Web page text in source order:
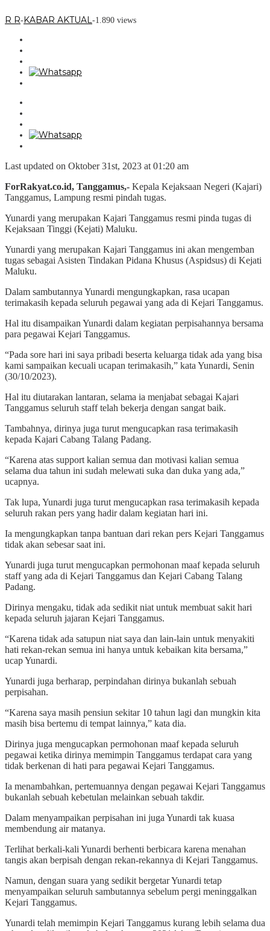
R R-KABAR AKTUAL-1.890 views
Last updated on Oktober 31st, 2023 at 01:20 am
ForRakyat.co.id, Tanggamus,- Kepala Kejaksaan Negeri (Kajari)
Tanggamus, Lampung resmi pindah tugas.
Yunardi yang merupakan Kajari Tanggamus resmi pinda tugas di
Kejaksaan Tinggi (Kejati) Maluku.
Yunardi yang merupakan Kajari Tanggamus ini akan mengemban
tugas sebagai Asisten Tindakan Pidana Khusus (Aspidsus) di Kejati
Maluku.
Dalam sambutannya Yunardi mengungkapkan, rasa ucapan
terimakasih kepada seluruh pegawai yang ada di Kejari Tanggamus.
Hal itu disampaikan Yunardi dalam kegiatan perpisahannya bersama
para pegawai Kejari Tanggamus.
“Pada sore hari ini saya pribadi beserta keluarga tidak ada yang bisa
kami sampaikan kecuali ucapan terimakasih,” kata Yunardi, Senin
(30/10/2023).
Hal itu diutarakan lantaran, selama ia menjabat sebagai Kajari
Tanggamus seluruh staff telah bekerja dengan sangat baik.
Tambahnya, dirinya juga turut mengucapkan rasa terimakasih
kepada Kajari Cabang Talang Padang.
“Karena atas support kalian semua dan motivasi kalian semua
selama dua tahun ini sudah melewati suka dan duka yang ada,”
ucapnya.
Tak lupa, Yunardi juga turut mengucapkan rasa terimakasih kepada
seluruh rakan pers yang hadir dalam kegiatan hari ini.
Ia mengungkapkan tanpa bantuan dari rekan pers Kejari Tanggamus
tidak akan sebesar saat ini.
Yunardi juga turut mengucapkan permohonan maaf kepada seluruh
staff yang ada di Kejari Tanggamus dan Kejari Cabang Talang
Padang.
Dirinya mengaku, tidak ada sedikit niat untuk membuat sakit hari
kepada seluruh jajaran Kejari Tanggamus.
“Karena tidak ada satupun niat saya dan lain-lain untuk menyakiti
hati rekan-rekan semua ini hanya untuk kebaikan kita bersama,”
ucap Yunardi.
Yunardi juga berharap, perpindahan dirinya bukanlah sebuah
perpisahan.
“Karena saya masih pensiun sekitar 10 tahun lagi dan mungkin kita
masih bisa bertemu di tempat lainnya,” kata dia.
Dirinya juga mengucapkan permohonan maaf kepada seluruh
pegawai ketika dirinya memimpin Tanggamus terdapat cara yang
tidak berkenan di hati para pegawai Kejari Tanggamus.
Ia menambahkan, pertemuannya dengan pegawai Kejari Tanggamus
bukanlah sebuah kebetulan melainkan sebuah takdir.
Dalam menyampaikan perpisahan ini juga Yunardi tak kuasa
membendung air matanya.
Terlihat berkali-kali Yunardi berhenti berbicara karena menahan
tangis akan berpisah dengan rekan-rekannya di Kejari Tanggamus.
Namun, dengan suara yang sedikit bergetar Yunardi tetap
menyampaikan seluruh sambutannya sebelum pergi meninggalkan
Kejari Tanggamus.
Yunardi telah memimpin Kejari Tanggamus kurang lebih selama dua